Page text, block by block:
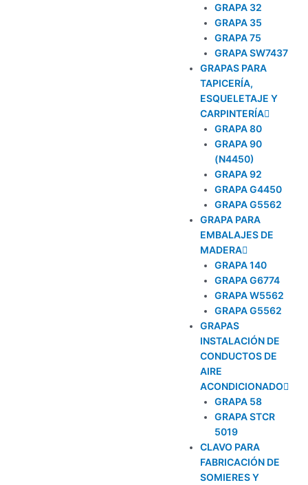
GRAPA 32
GRAPA 35
GRAPA 75
GRAPA SW7437
GRAPAS PARA
TAPICERÍA,
ESQUELETAJE Y
CARPINTERÍA
GRAPA 80
GRAPA 90
(N4450)
GRAPA 92
GRAPA G4450
GRAPA G5562
GRAPA PARA
EMBALAJES DE
MADERA
GRAPA 140
GRAPA G6774
GRAPA W5562
GRAPA G5562
GRAPAS
INSTALACIÓN DE
CONDUCTOS DE
AIRE
ACONDICIONADO
GRAPA 58
GRAPA STCR
5019
CLAVO PARA
FABRICACIÓN DE
SOMIERES Y